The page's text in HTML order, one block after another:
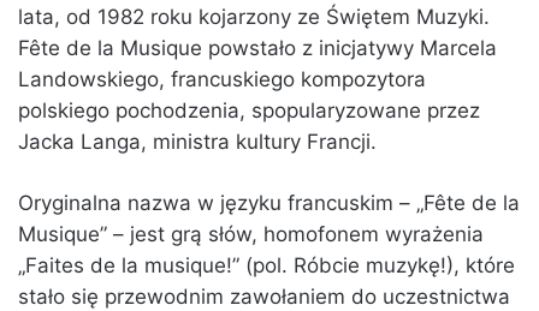
lata, od 1982 roku kojarzony ze Świętem Muzyki.
Fête de la Musique powstało z inicjatywy Marcela
Landowskiego, francuskiego kompozytora
polskiego pochodzenia, spopularyzowane przez
Jacka Langa, ministra kultury Francji.
Oryginalna nazwa w języku francuskim – „Fête de la
Musique” – jest grą słów, homofonem wyrażenia
„Faites de la musique!” (pol. Róbcie muzykę!), które
stało się przewodnim zawołaniem do uczestnictwa